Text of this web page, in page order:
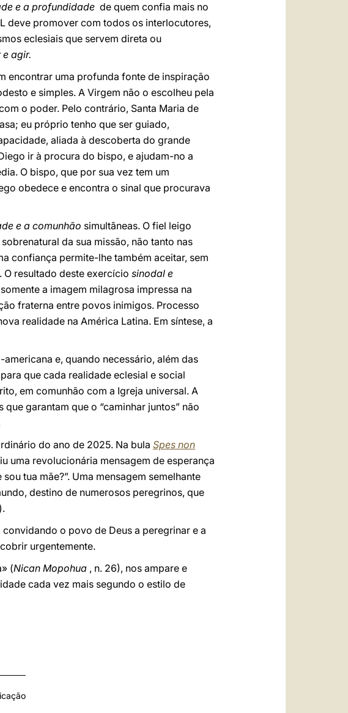
e a profundidade de quem confia mais no
deve promover com todos os interlocutores,
eclesiais que servem direta ou
agir.
encontrar uma profunda fonte de inspiração
e simples. A Virgem não o escolheu pela
o poder. Pelo contrário, Santa Maria de
eu próprio tenho que ser guiado,
aliada à descoberta do grande
ir à procura do bispo, e ajudam-no a
O bispo, que por sua vez tem um
obedece e encontra o sinal que procurava
e a comunhão simultâneas. O fiel leigo
da sua missão, não tanto nas
confiança permite-lhe também aceitar, sem
resultado deste exercício sinodal e
a imagem milagrosa impressa na
fraterna entre povos inimigos. Processo
realidade na América Latina. Em síntese, a
e, quando necessário, além das
que cada realidade eclesial e social
em comunhão com a Igreja universal. A
garantam que o “caminhar juntos” não
do ano de 2025. Na bula Spes non
uma revolucionária mensagem de esperança
tua mãe?”. Uma mensagem semelhante
destino de numerosos peregrinos, que
o povo de Deus a peregrinar e a
urgentemente.
(Nican Mopohua , n. 26), nos ampare e
cada vez mais segundo o estilo de